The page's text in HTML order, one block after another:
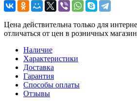
Цена действительна только для
отличаться от цен в розничных
Наличие
Характеристики
Доставка
Гарантия
Способы оплаты
Отзывы